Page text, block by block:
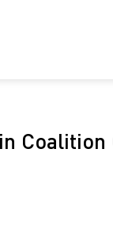
Coalition